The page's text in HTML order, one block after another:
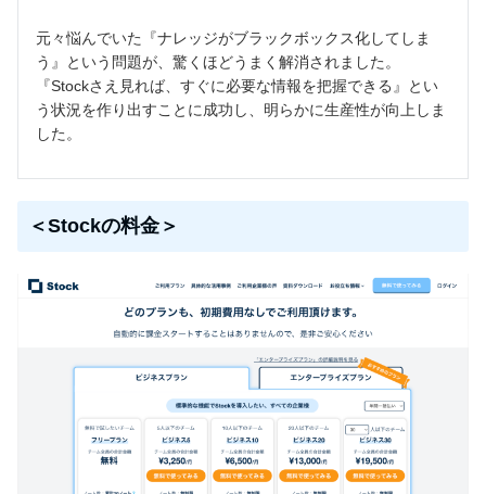
元々悩んでいた『ナレッジがブラックボックス化してしま
う』という問題が、驚くほどうまく解消されました。
『Stockさえ見れば、すぐに必要な情報を把握できる』とい
う状況を作り出すことに成功し、明らかに生産性が向上しま
した。
＜Stockの料金＞